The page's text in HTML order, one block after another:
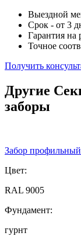
Выездной
Срок - от 3
Гарантия на
Точное
Получить
Другие
заборы
Забор
Цвет:
RAL 9005
Фундамент:
гурнт